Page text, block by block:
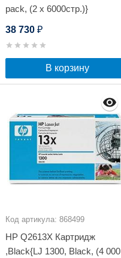
pack, (2 x 6000стр.)}
38 730 ₽
В корзину
Код артикула: 868499
HP Q2613X Картридж
,Black{LJ 1300, Black, (4 000